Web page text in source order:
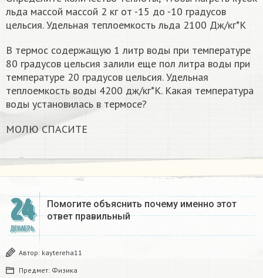
льда массой массой 2 кг от -15 до -10 градусов
цельсия. Удельная теплоемкость льда 2100 Дж/кг*К
В термос содержащую 1 литр воды при температуре
80 градусов цельсия залили еще пол литра воды при
температуре 20 градусов цельсия. Удельная
теплоемкость воды 4200 дж/кг*К. Какая температура
воды установилась в термосе?
МОЛЮ СПАСИТЕ
24
ДЕКАБРЬ
Помогите объяснить почему именно этот
ответ правильный
Автор: kaytereha11
Предмет: Физика